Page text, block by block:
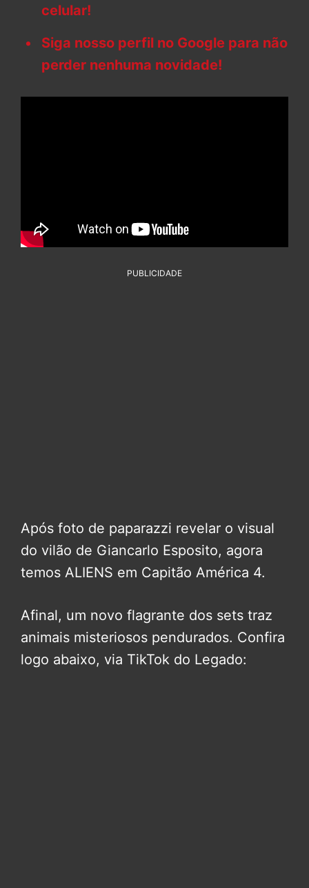
celular!
Siga nosso perfil no Google para não
perder nenhuma novidade!
PUBLICIDADE
Após foto de paparazzi revelar o visual
do vilão de Giancarlo Esposito, agora
temos ALIENS em Capitão América 4.
Afinal, um novo flagrante dos sets traz
animais misteriosos pendurados. Confira
logo abaixo, via TikTok do Legado: